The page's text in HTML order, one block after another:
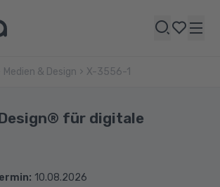
Medien & Design X-3556-1
für digitale
: 10.08.2026